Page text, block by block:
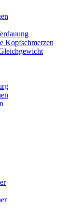
Kopfschmerzen